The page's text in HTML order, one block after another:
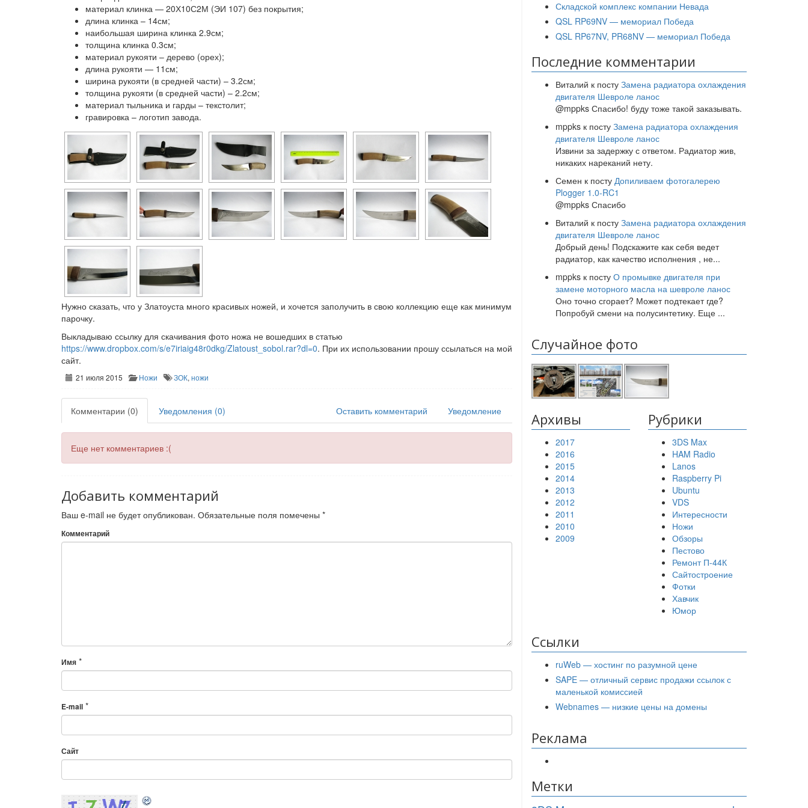
материал клинка — 20Х10С2М (ЭИ 107) без покрытия;
длина клинка – 14см;
наибольшая ширина клинка 2.9см;
толщина клинка 0.3см;
материал рукояти – дерево (орех);
длина рукояти — 11см;
ширина рукояти (в средней части) – 3.2см;
толщина рукояти (в средней части) – 2.2см;
материал тыльника и гарды – текстолит;
гравировка – логотип завода.
Нужно сказать, что у Златоуста много красивых ножей, и хочется заполучить в свою коллекцию еще как минимум
парочку.
Выкладываю ссылку для скачивания фото ножа не вошедших в статью
https://www.dropbox.com/s/e7iriaig48r0dkg/Zlatoust_sobol.rar?dl=0. При их использовании прошу ссылаться на мой
сайт.
21 июля 2015 Ножи ЗОК, ножи
Комментарии (0) Уведомления (0) Уведомление
Оставить комментарий
Еще нет комментариев :(
Добавить комментарий
Ваш e-mail не будет опубликован. Обязательные поля помечены *
Комментарий
Имя *
E-mail *
Сайт
Складской комплекс компании Невада
QSL RP69NV — мемориал Победа
QSL RP67NV, PR68NV — мемориал Победа
Последние комментарии
Виталий к посту Замена радиатора охлаждения
двигателя Шевроле ланос
@mppks Спасибо! буду тоже такой заказывать.
mppks к посту Замена радиатора охлаждения
двигателя Шевроле ланос
Извини за задержку с ответом. Радиатор жив,
никаких нареканий нету.
Семен к посту Допиливаем фотогалерею
Plogger 1.0-RC1
@mppks Спасибо
Виталий к посту Замена радиатора охлаждения
двигателя Шевроле ланос
Добрый день! Подскажите как себя ведет
радиатор, как качество исполнения , не...
mppks к посту О промывке двигателя при
замене моторного масла на шевроле ланос
Оно точно сгорает? Может подтекает где?
Попробуй смени на полусинтетику. Еще ...
Случайное фото
Архивы
2017
2016
2015
2014
2013
2012
2011
2010
2009
Рубрики
3DS Max
HAM Radio
Lanos
Raspberry Pi
Ubuntu
VDS
Интересности
Ножи
Обзоры
Пестово
Ремонт П-44К
Сайтостроение
Фотки
Хавчик
Юмор
Ссылки
ruWeb — хостинг по разумной цене
SAPE — отличный сервис продажи ссылок с
маленькой комиссией
Webnames — низкие цены на домены
Реклама
Метки